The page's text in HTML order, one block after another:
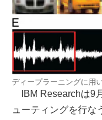
ディープラーニングに用
IBM Researchは9
ューティングを行な